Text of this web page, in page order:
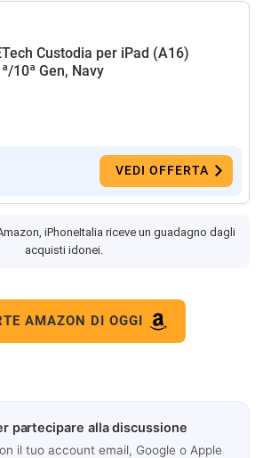
Custodia per iPad (A16)
10ª Gen, Navy
VEDI OFFERTA
iPhoneItalia riceve un guadagno dagli
acquisti idonei.
AMAZON DI OGGI
partecipare alla discussione
il tuo account email, Google o Apple